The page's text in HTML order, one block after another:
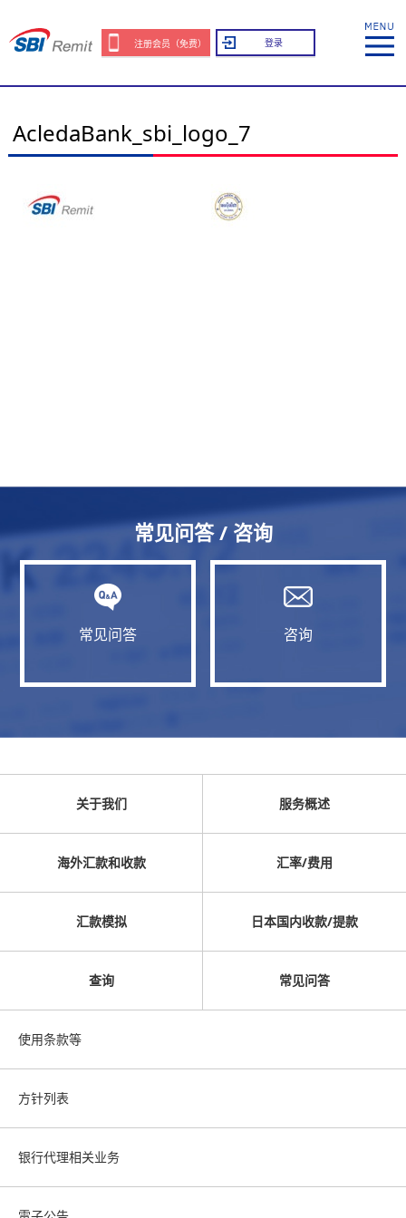
注册会员（免费） 登录
AcledaBank_sbi_logo_7
常见问答 / 咨询
常见问答 咨询
关于我们 服务概述
海外汇款和收款 汇率/费用
汇款模拟 日本国内收款/提款
查询 常见问答
使用条款等
方针列表
银行代理相关业务